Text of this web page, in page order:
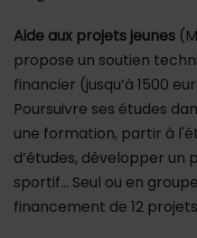
Aide aux projets jeunes
propose un soutien
financier (jusqu’à 1500
Poursuivre ses études
une formation, partir à
d’études, développer un
sportif... Seul ou en
financement de 12